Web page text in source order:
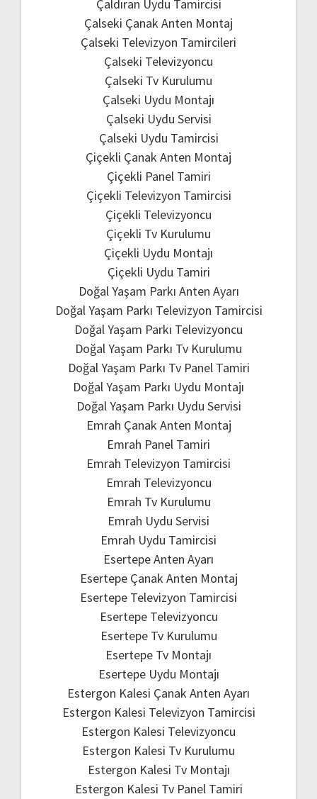
Çaldıran Uydu Tamircisi
Çalseki Çanak Anten Montaj
Çalseki Televizyon Tamircileri
Çalseki Televizyoncu
Çalseki Tv Kurulumu
Çalseki Uydu Montajı
Çalseki Uydu Servisi
Çalseki Uydu Tamircisi
Çiçekli Çanak Anten Montaj
Çiçekli Panel Tamiri
Çiçekli Televizyon Tamircisi
Çiçekli Televizyoncu
Çiçekli Tv Kurulumu
Çiçekli Uydu Montajı
Çiçekli Uydu Tamiri
Doğal Yaşam Parkı Anten Ayarı
Doğal Yaşam Parkı Televizyon Tamircisi
Doğal Yaşam Parkı Televizyoncu
Doğal Yaşam Parkı Tv Kurulumu
Doğal Yaşam Parkı Tv Panel Tamiri
Doğal Yaşam Parkı Uydu Montajı
Doğal Yaşam Parkı Uydu Servisi
Emrah Çanak Anten Montaj
Emrah Panel Tamiri
Emrah Televizyon Tamircisi
Emrah Televizyoncu
Emrah Tv Kurulumu
Emrah Uydu Servisi
Emrah Uydu Tamircisi
Esertepe Anten Ayarı
Esertepe Çanak Anten Montaj
Esertepe Televizyon Tamircisi
Esertepe Televizyoncu
Esertepe Tv Kurulumu
Esertepe Tv Montajı
Esertepe Uydu Montajı
Estergon Kalesi Çanak Anten Ayarı
Estergon Kalesi Televizyon Tamircisi
Estergon Kalesi Televizyoncu
Estergon Kalesi Tv Kurulumu
Estergon Kalesi Tv Montajı
Estergon Kalesi Tv Panel Tamiri